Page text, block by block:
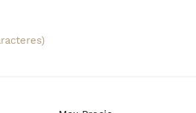
consejos de compra de Bichón
información sobre esta raza de
Bichón Habanero Cachorros
Castilla-La Mancha.